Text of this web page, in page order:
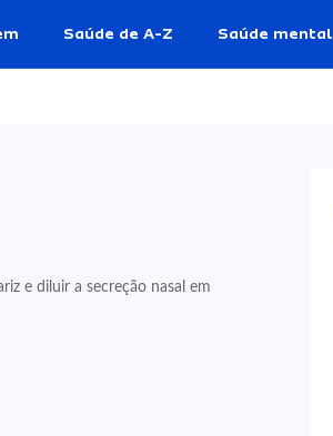
Saúde de A-Z Saúde mental
e diluir a secreção nasal em